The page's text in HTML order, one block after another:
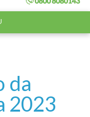
da
2023